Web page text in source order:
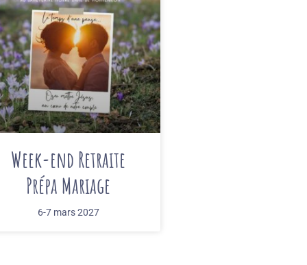
Week-end Retraite
Prépa Mariage
6-7 mars 2027